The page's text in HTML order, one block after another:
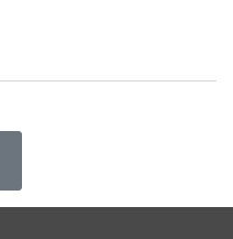
ART. 20 A.C.N.
APPLICAZIONE